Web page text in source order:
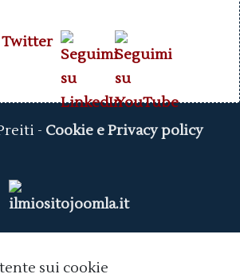
- Cookie e Privacy policy
sui cookie